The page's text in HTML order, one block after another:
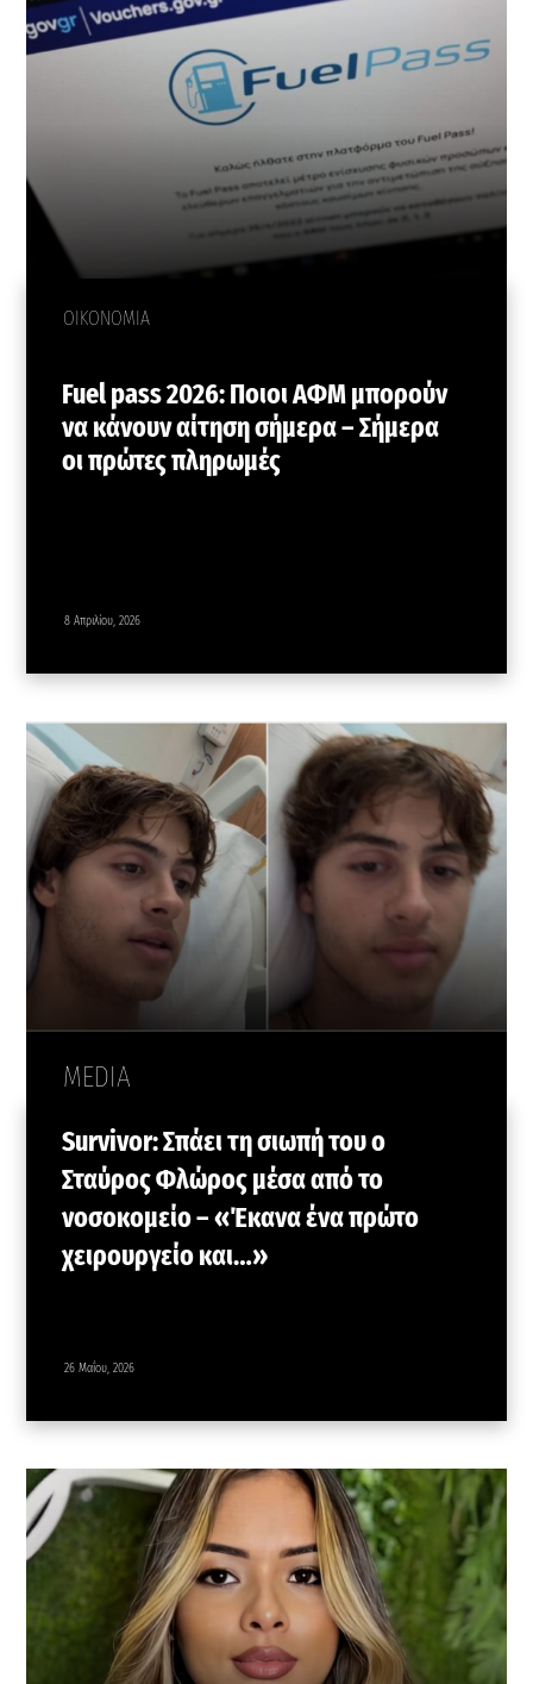
ΟΙΚΟΝΟΜΙΑ
Fuel pass 2026: Ποιοι ΑΦΜ μπορούν
να κάνουν αίτηση σήμερα – Σήμερα
οι πρώτες πληρωμές
8 Απριλίου, 2026
MEDIA
Survivor: Σπάει τη σιωπή του ο
Σταύρος Φλώρος μέσα από το
νοσοκομείο – «Έκανα ένα πρώτο
χειρουργείο και…»
26 Μαΐου, 2026